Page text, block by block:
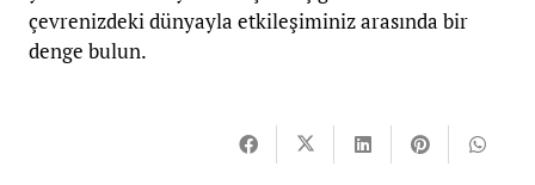
çevrenizdeki dünyayla etkileşiminiz arasında bir
denge bulun.